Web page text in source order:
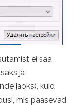
ei saa
ja
jaoks), kuid
mis pääsevad